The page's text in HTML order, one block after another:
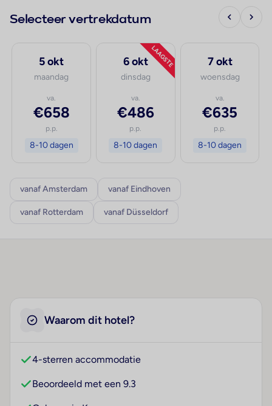
Selecteer vertrekdatum
5 okt
maandag
va.
€658
p.p.
8-10 dagen
LAAGSTE
6 okt
dinsdag
va.
€486
p.p.
8-10 dagen
7 okt
woensdag
va.
€635
p.p.
8-10 dagen
vanaf Amsterdam vanaf Eindhoven
vanaf Rotterdam vanaf Düsseldorf
Waarom dit hotel?
4-sterren accommodatie
Beoordeeld met een 9.3